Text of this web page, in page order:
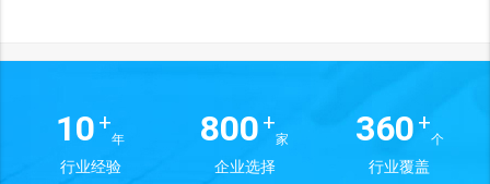
10 +
年
行业经验
800 +
家
企业选择
360 +
个
行业覆盖